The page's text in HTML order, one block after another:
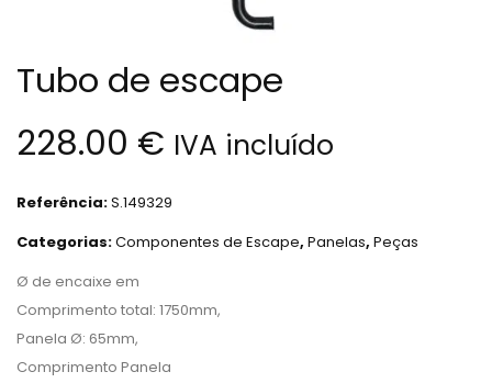
Tubo de escape
228.00 € IVA incluído
Referência:S.149329
Categorias:Componentes de Escape, Panelas, Peças
Ø de encaixe em
Comprimento total: 1750mm,
Panela Ø: 65mm,
Comprimento Panela